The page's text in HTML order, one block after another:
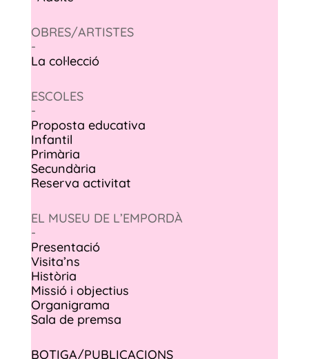
OBRES/ARTISTES
-
La col·lecció
ESCOLES
-
Proposta educativa
Infantil
Primària
Secundària
Reserva activitat
EL MUSEU DE L’EMPORDÀ
-
Presentació
Visita’ns
Història
Missió i objectius
Organigrama
Sala de premsa
BOTIGA/PUBLICACIONS